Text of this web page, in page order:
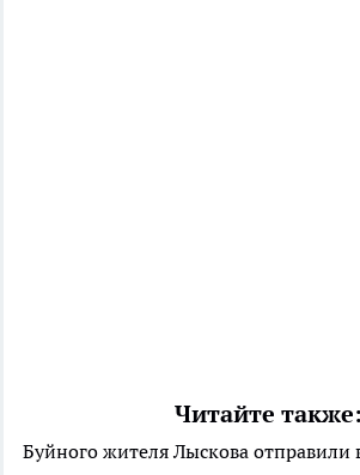
Читайте также:
Буйного жителя Лыскова отправили